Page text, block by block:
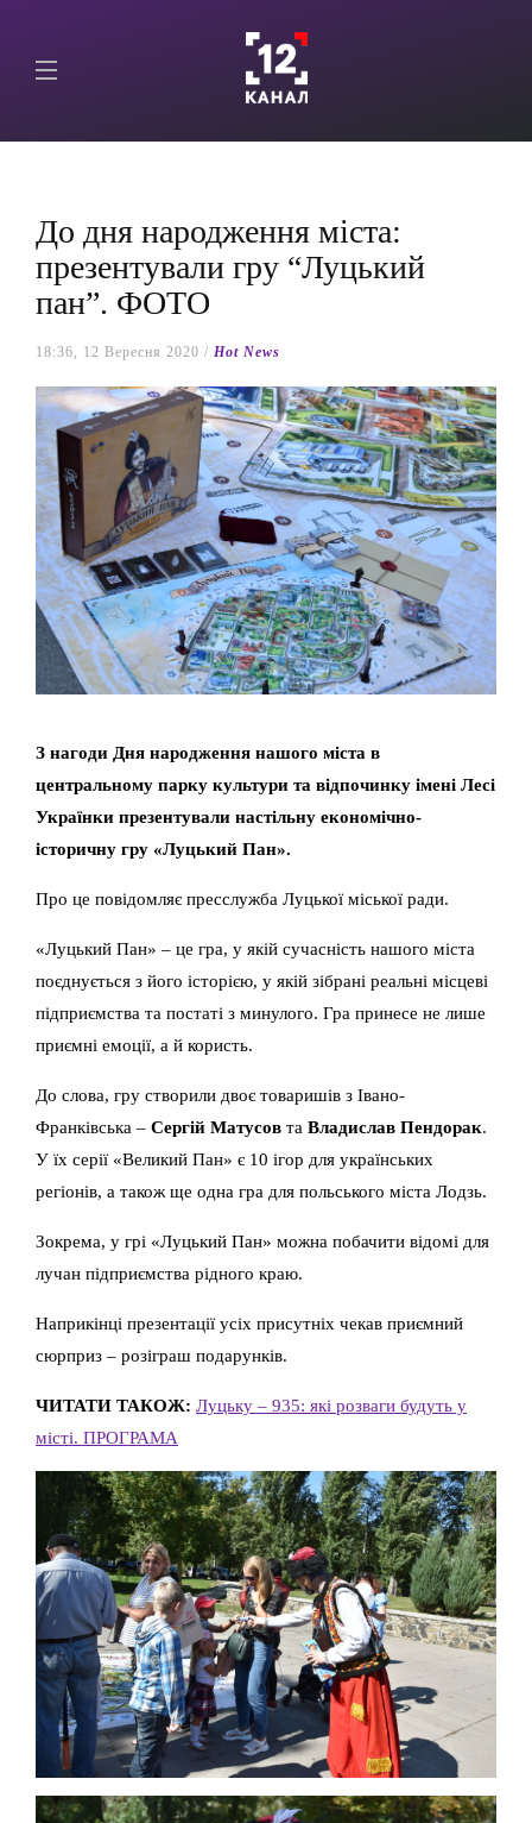
До дня народження міста:
презентували гру “Луцький
пан”. ФОТО
18:36, 12 Вересня 2020 / Hot News
З нагоди Дня народження нашого міста в
центральному парку культури та відпочинку імені Лесі
Українки презентували настільну економічно-
історичну гру «Луцький Пан».
Про це повідомляє пресслужба Луцької міської ради.
«Луцький Пан» – це гра, у якій сучасність нашого міста
поєднується з його історією, у якій зібрані реальні місцеві
підприємства та постаті з минулого. Гра принесе не лише
приємні емоції, а й користь.
До слова, гру створили двоє товаришів з Івано-
Франківська – Сергій Матусов та Владислав Пендорак.
У їх серії «Великий Пан» є 10 ігор для українських
регіонів, а також ще одна гра для польського міста Лодзь.
Зокрема, у грі «Луцький Пан» можна побачити відомі для
лучан підприємства рідного краю.
Наприкінці презентації усіх присутніх чекав приємний
сюрприз – розіграш подарунків.
ЧИТАТИ ТАКОЖ: Луцьку – 935: які розваги будуть у
місті. ПРОГРАМА